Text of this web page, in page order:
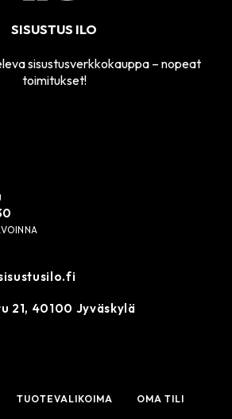
SISUSTUS ILO
sisustusverkkokauppa – nopeat
toimitukset!
21, 40100 Jyväskylä
TUOTEVALIKOIMA OMA TILI